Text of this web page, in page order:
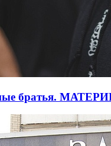
братья.